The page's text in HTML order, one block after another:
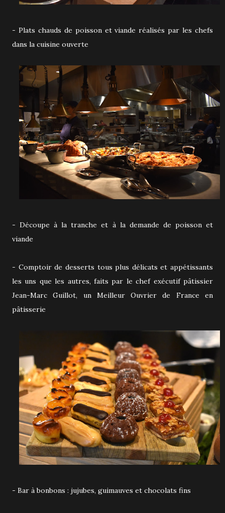
- Plats chauds de poisson et viande réalisés par les chefs
dans la cuisine ouverte
- Découpe à la tranche et à la demande de poisson et
viande
- Comptoir de desserts tous plus délicats et appétissants
les uns que les autres, faits par le chef exécutif pâtissier
Jean-Marc Guillot, un Meilleur Ouvrier de France en
pâtisserie
- Bar à bonbons : jujubes, guimauves et chocolats fins